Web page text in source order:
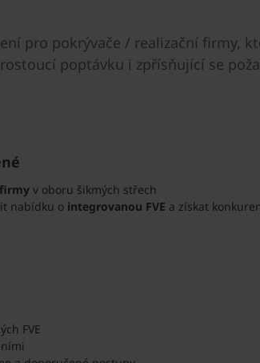
pro pokrývače / realizační firmy,
poptávku i zpřísňující se
v oboru šikmých střech
nabídku o integrovanou FVE a získat
FVE